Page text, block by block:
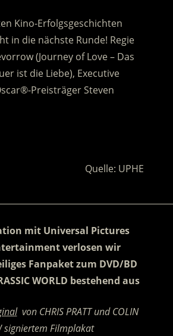
Kino-Erfolgsgeschichten
in die nächste Runde! Regie
(Journey of Love – Das
ist die Liebe), Executive
Preisträger Steven
Quelle: UPHE
mit Universal Pictures
verlosen wir
Fanpaket zum DVD/BD
WORLD bestehend aus
von CHRIS PRATT und COLIN
signiertem Filmplakat